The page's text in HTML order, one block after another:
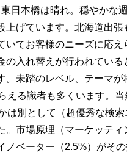
日本橋は晴れ。穏やかな
上げています。北海道出
いてお客様のニーズに応
の入れ替えが行われてい
。未踏のレベル、テーマ
える識者も多くいます。
は別として（超優秀な検
。市場原理（マーケッテ
ノベーター（2.5%）がそ